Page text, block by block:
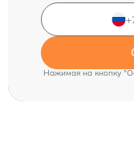
Нажимая на кнопку